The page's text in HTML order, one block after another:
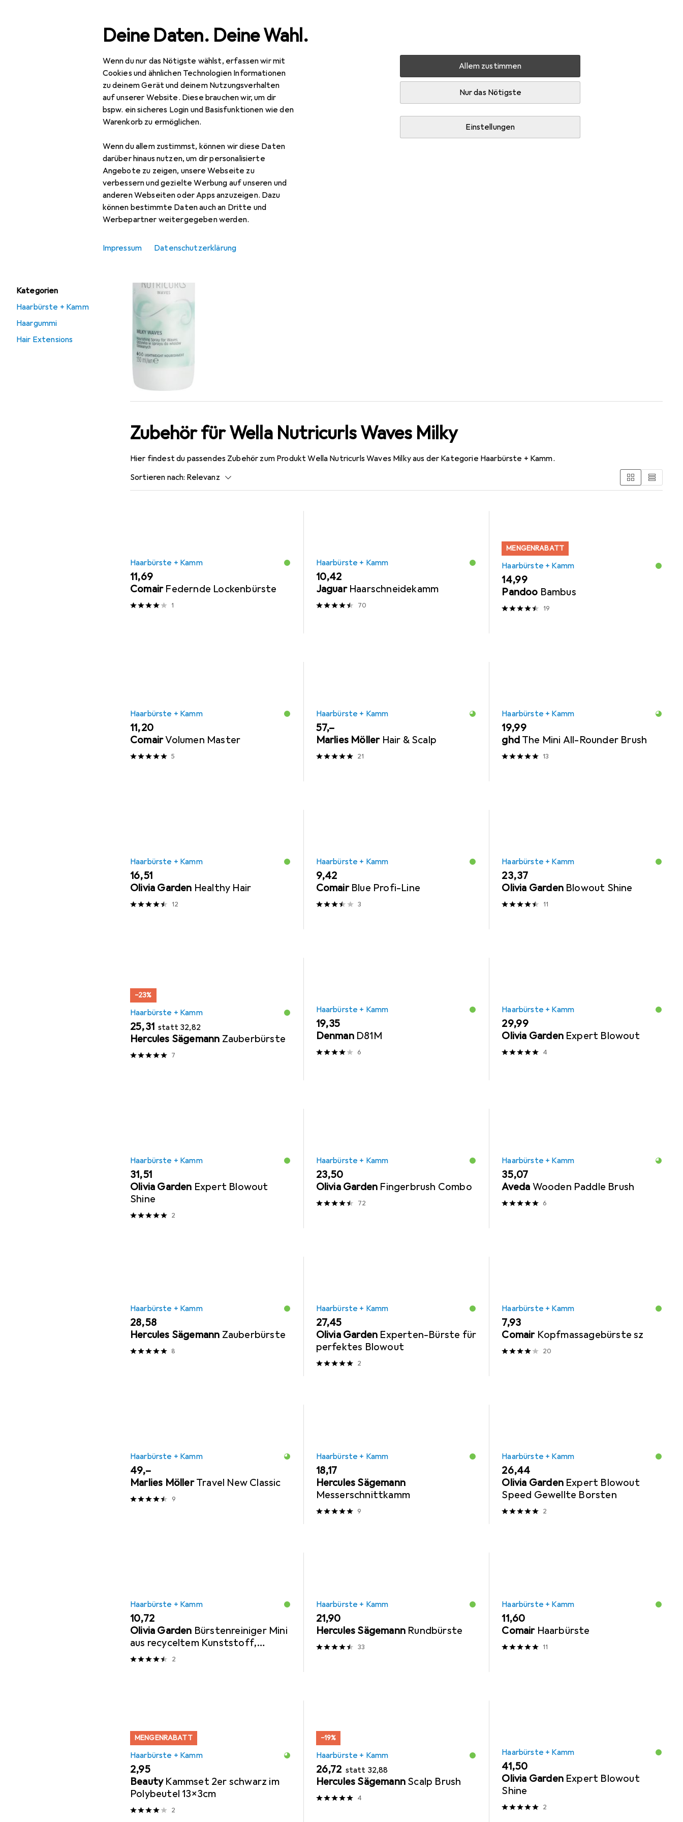
Deine Daten. Deine Wahl.
Wenn du nur das Nötigste wählst, erfassen wir mit
Cookies und ähnlichen Technologien Informationen
zu deinem Gerät und deinem Nutzungsverhalten
auf unserer Website. Diese brauchen wir, um dir
bspw. ein sicheres Login und Basisfunktionen wie den
Warenkorb zu ermöglichen.
Wenn du allem zustimmst, können wir diese Daten
darüber hinaus nutzen, um dir personalisierte
Angebote zu zeigen, unsere Webseite zu
verbessern und gezielte Werbung auf unseren und
anderen Webseiten oder Apps anzuzeigen. Dazu
können bestimmte Daten auch an Dritte und
Werbepartner weitergegeben werden.
Allem zustimmen
Nur das Nötigste
Einstellungen
Impressum Datenschutzerklärung
Navigation nach Kategorien
Kategorien
Haarbürste + Kamm
Haargummi
Hair Extensions
Gesamtsortiment Beauty + Gesundheit Haarspray Wella Nutricurls Waves Milky
EUR
150 ml
Zubehör für Wella Nutricurls Waves Milky
Hier findest du passendes Zubehör zum Produkt Wella Nutricurls Waves Milky aus der Kategorie Haarbürste + Kamm.
Sortieren nach: Relevanz
Haarbürste + Kamm
EUR
11,69
Comair Federnde Lockenbürste
1
Haarbürste + Kamm
EUR
10,42
Jaguar Haarschneidekamm
70
MENGENRABATT
Haarbürste + Kamm
EUR
14,99
Pandoo Bambus
19
Haarbürste + Kamm
EUR
11,20
ComairVolumen Master
5
Haarbürste + Kamm
EUR
57,–
Marlies Möller Hair & Scalp
21
Haarbürste + Kamm
EUR
19,99
ghd The Mini All-Rounder Brush
13
Haarbürste + Kamm
EUR
16,51
Olivia Garden Healthy Hair
12
Haarbürste + Kamm
EUR
9,42
Comair Blue Profi-Line
3
Haarbürste + Kamm
EUR
23,37
Olivia Garden Blowout Shine
11
−23%
Haarbürste + Kamm
EUR
25,31 statt EUR
32,82
Hercules Sägemann Zauberbürste
7
Haarbürste + Kamm
EUR
19,35
Denman D81M
6
Haarbürste + Kamm
EUR
29,99
Olivia Garden Expert Blowout
4
Haarbürste + Kamm
EUR
31,51
Olivia Garden Expert Blowout
Shine
2
Haarbürste + Kamm
EUR
23,50
Olivia Garden Fingerbrush Combo
72
Haarbürste + Kamm
EUR
35,07
Aveda Wooden Paddle Brush
6
Haarbürste + Kamm
EUR
28,58
Hercules Sägemann Zauberbürste
8
Haarbürste + Kamm
EUR
27,45
Olivia Garden Experten-Bürste für
perfektes Blowout
2
Haarbürste + Kamm
EUR
7,93
Comair Kopfmassagebürste sz
20
Haarbürste + Kamm
EUR
49,–
Marlies Möller Travel New Classic
9
Haarbürste + Kamm
EUR
18,17
Hercules Sägemann
Messerschnittkamm
9
Haarbürste + Kamm
EUR
26,44
Olivia Garden Expert Blowout
Speed Gewellte Borsten
2
Haarbürste + Kamm
EUR
10,72
Olivia Garden Bürstenreiniger Mini
aus recyceltem Kunststoff,
schwarz
2
Haarbürste + Kamm
EUR
21,90
Hercules Sägemann Rundbürste
33
Haarbürste + Kamm
EUR
11,60
Comair Haarbürste
11
MENGENRABATT
Haarbürste + Kamm
EUR
2,95
Beauty Kammset 2er schwarz im
Polybeutel 13x3cm
2
−19%
Haarbürste + Kamm
EUR
26,72 statt EUR
32,88
Hercules Sägemann Scalp Brush
4
Haarbürste + Kamm
EUR
41,50
Olivia Garden Expert Blowout
Shine
2